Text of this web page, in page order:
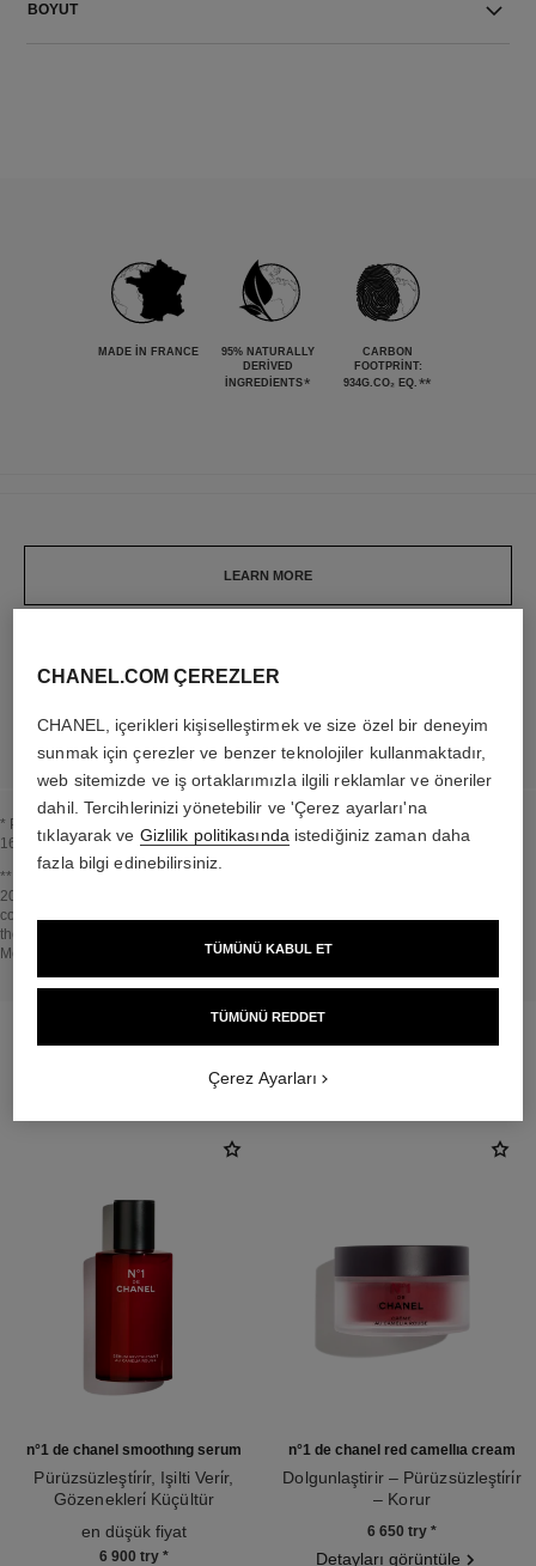
BOYUT
MADE IN FRANCE
95% NATURALLY
DERIVED
INGREDIENTS*
CARBON
FOOTPRINT:
934G.CO₂ EQ. **
LEARN MORE
* Proportion of natural ingredients and derivatives calculated according to ISO
16128.
BaşlığBBaşlığa geri dön↩
** Estimation calculated in April 2021 using the method published by the IPCC in
2013 and in compliance with ISO 14067. Scope of analysis: manufacture of
cosmetic ingredients and packaging components, production, distribution, use of
the product (if relevant to the product) and end of life of the packaging.
Methodology verified by Bureau Veritas.
BaşlığBBaşlığa geri dön↩
THE PERFECT MATCH
n°1 de chanel smoothing serum
Pürüzsüzleşti̇ri̇r, Işilti Veri̇r,
Gözenekleri̇ Küçültür
en düşük fiyat
6 900 try *
n°1 de chanel red camellia cream
Dolgunlaştirir – Pürüzsüzleşti̇ri̇r
– Korur
6 650 try *
Detayları görüntüle
CHANEL.COM ÇEREZLER
CHANEL, içerikleri kişiselleştirmek ve size özel bir deneyim
sunmak için çerezler ve benzer teknolojiler kullanmaktadır,
web sitemizde ve iş ortaklarımızla ilgili reklamlar ve öneriler
dahil. Tercihlerinizi yönetebilir ve 'Çerez ayarları'na
tıklayarak ve Gizlilik politikasında istediğiniz zaman daha
fazla bilgi edinebilirsiniz.
TÜMÜNÜ REDDET
TÜMÜNÜ KABUL ET
Çerez Ayarları